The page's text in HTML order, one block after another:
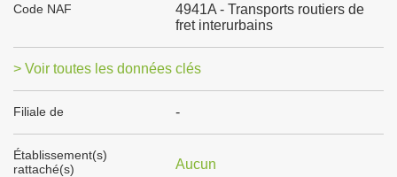
Code NAF
4941A - Transports routiers de
fret interurbains
> Voir toutes les données clés
Filiale de -
Établissement(s)
rattaché(s)
Aucun